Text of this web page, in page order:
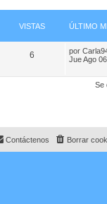
VISTAS ÚLTIMO
6 por
Jue Ago
Se
Borrar
Contáctenos